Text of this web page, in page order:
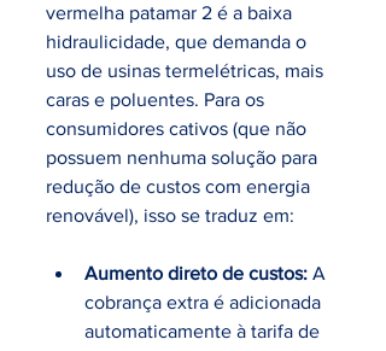
vermelha patamar 2 é a baixa
hidraulicidade, que demanda o
uso de usinas termelétricas, mais
caras e poluentes. Para os
consumidores cativos (que não
possuem nenhuma solução para
redução de custos com energia
renovável), isso se traduz em:
Aumento direto de custos: A
cobrança extra é adicionada
automaticamente à tarifa de